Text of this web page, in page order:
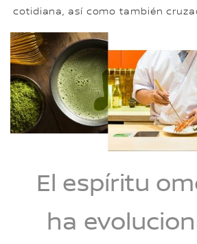
cotidiana, así como también
El espíritu
ha